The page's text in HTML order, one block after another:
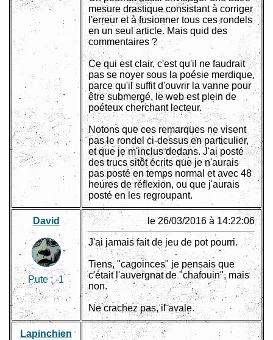
mesure drastique consistant à corriger
l'erreur et à fusionner tous ces rondels
en un seul article. Mais quid des
commentaires ?
Ce qui est clair, c'est qu'il ne faudrait
pas se noyer sous la poésie merdique,
parce qu'il suffit d'ouvrir la vanne pour
être submergé, le web est plein de
poéteux cherchant lecteur.
Notons que ces remarques ne visent
pas le rondel ci-dessus en particulier,
et que je m'inclus dedans. J'ai posté
des trucs sitôt écrits que je n'aurais
pas posté en temps normal et avec 48
heures de réflexion, ou que j'aurais
posté en les regroupant.
David
Pute :-1
le 26/03/2016 à 14:22:06
J'ai jamais fait de jeu de pot pourri.
Tiens, "cagoinces" je pensais que
c'était l'auvergnat de "chafouin", mais
non.
Ne crachez pas, il avale.
Lapinchien